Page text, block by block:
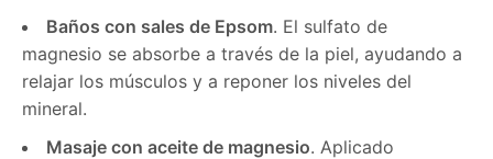
Baños con sales de Epsom. El sulfato de
magnesio se absorbe a través de la piel, ayudando a
relajar los músculos y a reponer los niveles del
mineral.
Masaje con aceite de magnesio. Aplicado